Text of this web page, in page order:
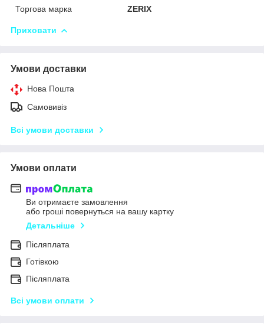
Торгова марка
ZERIX
Приховати
Умови доставки
Нова Пошта
Самовивіз
Всі умови доставки
Умови оплати
Ви отримаєте замовлення
або гроші повернуться на вашу картку
Детальніше
Післяплата
Готівкою
Післяплата
Всі умови оплати